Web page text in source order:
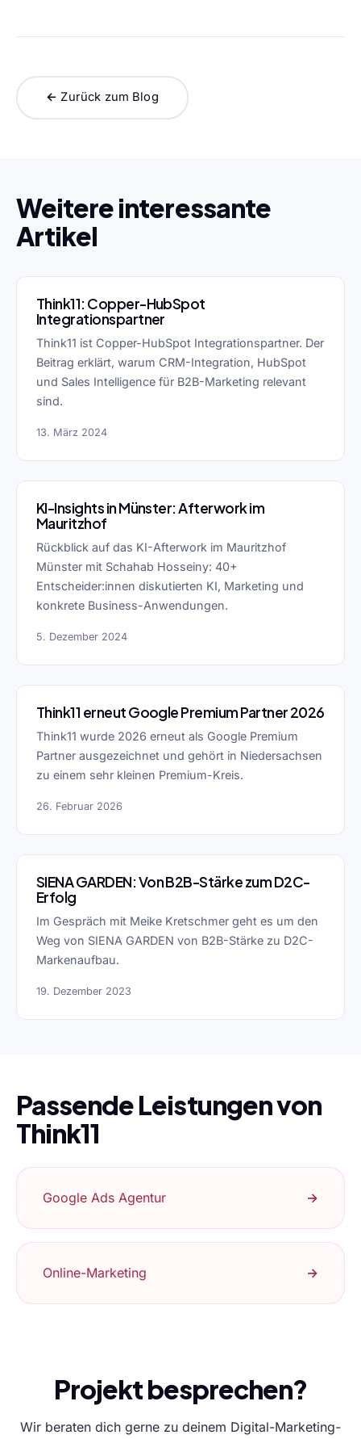
← Zurück zum Blog
Weitere interessante
Artikel
Think11: Copper-HubSpot
Integrationspartner
Think11 ist Copper-HubSpot Integrationspartner. Der
Beitrag erklärt, warum CRM-Integration, HubSpot
und Sales Intelligence für B2B-Marketing relevant
sind.
13. März 2024
KI-Insights in Münster: Afterwork im
Mauritzhof
Rückblick auf das KI-Afterwork im Mauritzhof
Münster mit Schahab Hosseiny: 40+
Entscheider:innen diskutierten KI, Marketing und
konkrete Business-Anwendungen.
5. Dezember 2024
Think11 erneut Google Premium Partner 2026
Think11 wurde 2026 erneut als Google Premium
Partner ausgezeichnet und gehört in Niedersachsen
zu einem sehr kleinen Premium-Kreis.
26. Februar 2026
SIENA GARDEN: Von B2B-Stärke zum D2C-
Erfolg
Im Gespräch mit Meike Kretschmer geht es um den
Weg von SIENA GARDEN von B2B-Stärke zu D2C-
Markenaufbau.
19. Dezember 2023
Passende Leistungen von
Think11
Google Ads Agentur →
Online-Marketing →
Projekt besprechen?
Wir beraten dich gerne zu deinem Digital-Marketing-